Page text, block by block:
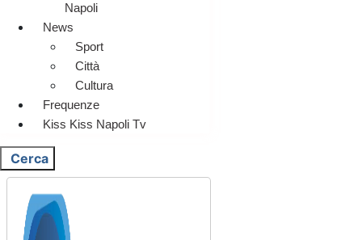
Napoli
News
Sport
Città
Cultura
Frequenze
Kiss Kiss Napoli Tv
Cerca